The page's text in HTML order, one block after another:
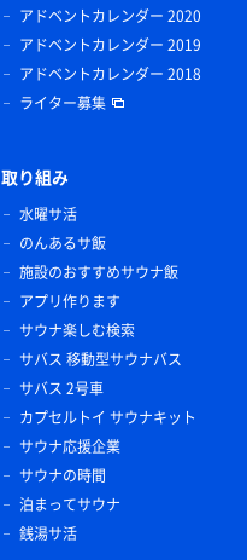
アドベントカレンダー 2020
アドベントカレンダー 2019
アドベントカレンダー 2018
ライター募集
取り組み
水曜サ活
のんあるサ飯
施設のおすすめサウナ飯
アプリ作ります
サウナ楽しむ検索
サバス 移動型サウナバス
サバス 2号車
カプセルトイ サウナキット
サウナ応援企業
サウナの時間
泊まってサウナ
銭湯サ活